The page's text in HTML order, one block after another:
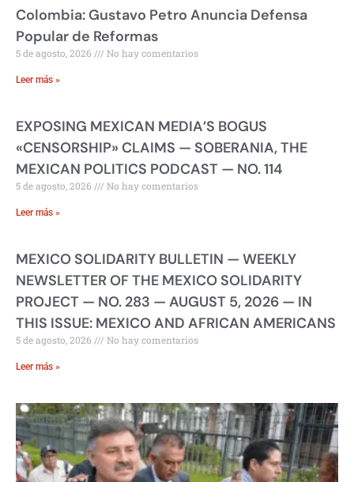
Colombia: Gustavo Petro Anuncia Defensa
Popular de Reformas
5 de agosto, 2026 No hay comentarios
Leer más »
EXPOSING MEXICAN MEDIA’S BOGUS
«CENSORSHIP» CLAIMS — SOBERANIA, THE
MEXICAN POLITICS PODCAST — NO. 114
5 de agosto, 2026 No hay comentarios
Leer más »
MEXICO SOLIDARITY BULLETIN — WEEKLY
NEWSLETTER OF THE MEXICO SOLIDARITY
PROJECT — NO. 283 — AUGUST 5, 2026 — IN
THIS ISSUE: MEXICO AND AFRICAN AMERICANS
5 de agosto, 2026 No hay comentarios
Leer más »